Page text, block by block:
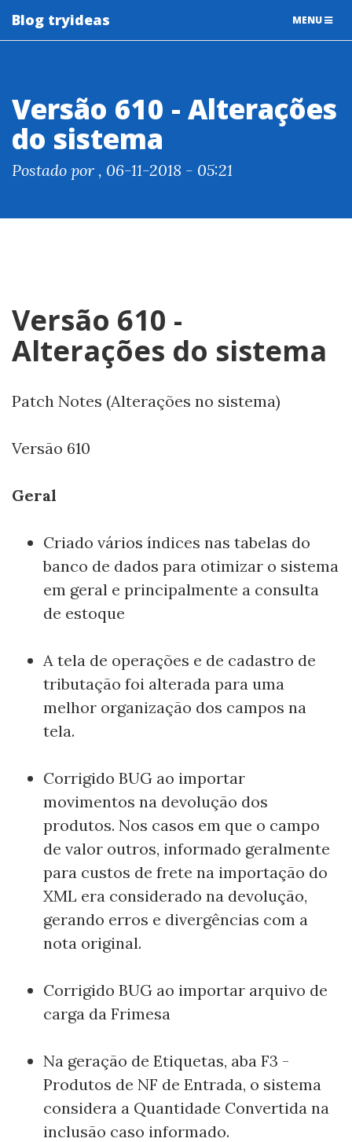
TOGGLE
MENU
Blog tryideas
Versão 610 - Alterações
do sistema
Postado por , 06-11-2018 - 05:21
Versão 610 -
Alterações do sistema
Patch Notes (Alterações no sistema)
Versão 610
Geral
Criado vários índices nas tabelas do
banco de dados para otimizar o sistema
em geral e principalmente a consulta
de estoque
A tela de operações e de cadastro de
tributação foi alterada para uma
melhor organização dos campos na
tela.
Corrigido BUG ao importar
movimentos na devolução dos
produtos. Nos casos em que o campo
de valor outros, informado geralmente
para custos de frete na importação do
XML era considerado na devolução,
gerando erros e divergências com a
nota original.
Corrigido BUG ao importar arquivo de
carga da Frimesa
Na geração de Etiquetas, aba F3 -
Produtos de NF de Entrada, o sistema
considera a Quantidade Convertida na
inclusão caso informado.